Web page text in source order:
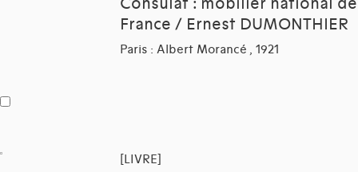
Consulat : mobilier national de
France / Ernest DUMONTHIER
Paris : Albert Morancé , 1921
[LIVRE]